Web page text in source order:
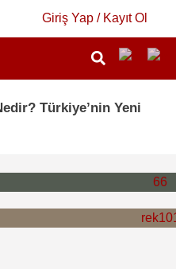
Giriş Yap / Kayıt Ol
Türkiye’nin Yeni